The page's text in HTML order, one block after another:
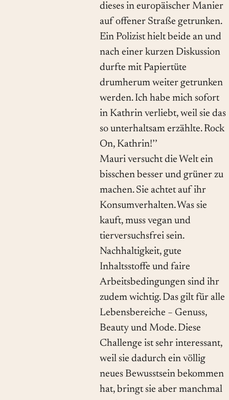
dieses in europäischer Manier
auf offener Straße getrunken.
Ein Polizist hielt beide an und
nach einer kurzen Diskussion
durfte mit Papiertüte
drumherum weiter getrunken
werden. Ich habe mich sofort
in Kathrin verliebt, weil sie das
so unterhaltsam erzählte. Rock
On, Kathrin!’’
Mauri versucht die Welt ein
bisschen besser und grüner zu
machen. Sie achtet auf ihr
Konsumverhalten. Was sie
kauft, muss vegan und
tierversuchsfrei sein.
Nachhaltigkeit, gute
Inhaltsstoffe und faire
Arbeitsbedingungen sind ihr
zudem wichtig. Das gilt für alle
Lebensbereiche − Genuss,
Beauty und Mode. Diese
Challenge ist sehr interessant,
weil sie dadurch ein völlig
neues Bewusstsein bekommen
hat, bringt sie aber manchmal